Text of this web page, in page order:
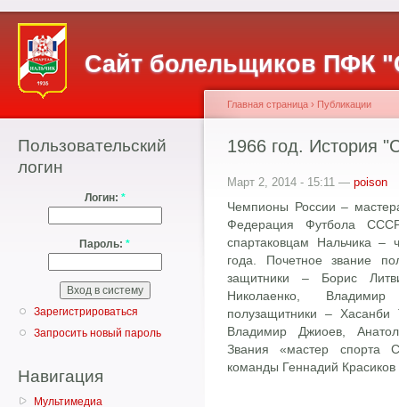
Сайт болельщиков ПФК
Пользовательский
логин
Логин: *
Пароль: *
Зарегистрироваться
Запросить новый пароль
Навигация
Мультимедиа
Главная страница › Публикации
1966 год. История
Март 2, 2014 - 15:11 — poison
Чемпионы России –
Федерация Футбола
спартаковцам Нальчика –
года. Почетное звание
защитники – Борис
Николаенко,
полузащитники –
Владимир Джиоев,
Звания «мастер спорта
команды Геннадий